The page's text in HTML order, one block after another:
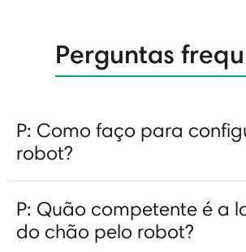
Perguntas
P: Como faço para
robot?
P: Quão competente é a
do chão pelo robot?